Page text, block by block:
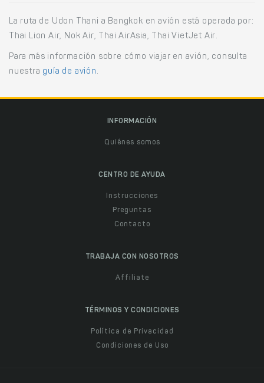
La ruta de Udon Thani a Bangkok en avión está operada por:
Thai Lion Air, Nok Air, Thai AirAsia, Thai VietJet Air.
Para más información sobre cómo viajar en avión, consulta
nuestra guía de avión .
INFORMACIÓN
Quiénes somos
CENTRO DE AYUDA
Instrucciones
Preguntas
Contacto
TRABAJA CON NOSOTROS
Affiliate
TÉRMINOS Y CONDICIONES
Política de Privacidad
Condiciones de Uso